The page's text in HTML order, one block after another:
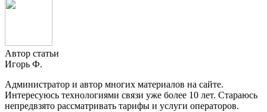
Автор статьи
Игорь Ф.
Администратор и автор многих материалов на сайте.
Интересуюсь технологиями связи уже более 10 лет. Стараюсь
непредвзято рассматривать тарифы и услуги операторов.